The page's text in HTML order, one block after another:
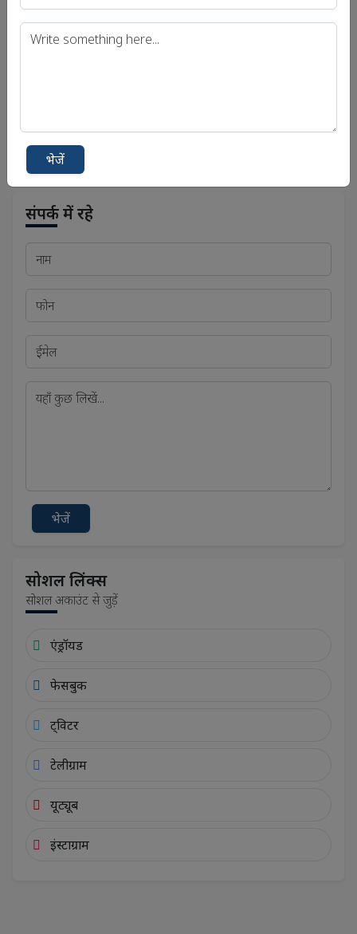
संपर्क में रहे
भेजें
सोशल लिंक्स
सोशल अकाउंट से जुड़ें
एंड्रॉयड
फेसबुक
ट्विटर
टेलीग्राम
यूट्यूब
इंस्टाग्राम
भेजें